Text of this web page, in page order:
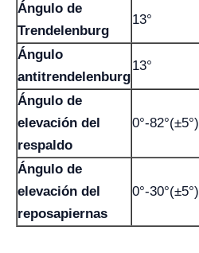
Ángulo de
Trendelenburg
13°
Ángulo
antitrendelenburg
13°
Ángulo de
elevación del
respaldo
0°-82°(±5°)
Ángulo de
elevación del
reposapiernas
0°-30°(±5°)